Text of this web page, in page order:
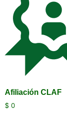
Afiliación CLAF
$ 0